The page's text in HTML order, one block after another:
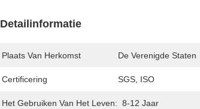
Detailinformatie
Plaats Van Herkomst De Verenigde Staten
Certificering SGS, ISO
Het Gebruiken Van Het Leven: 8-12 Jaar